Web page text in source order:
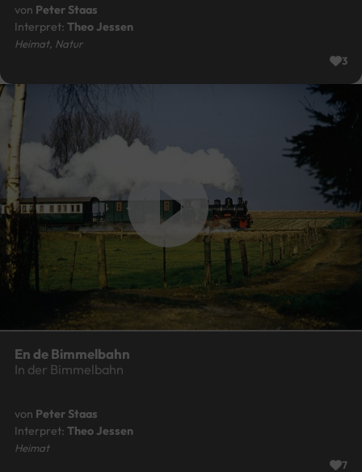
von Peter Staas
Interpret:Theo Jessen
Heimat, Natur
3
En de Bimmelbahn
In der Bimmelbahn
von Peter Staas
Interpret:Theo Jessen
Heimat
7